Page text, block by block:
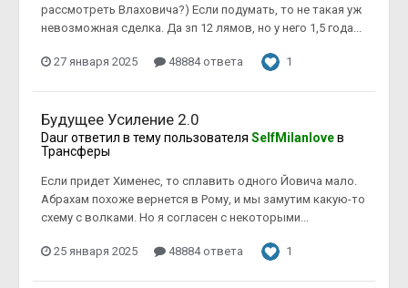
рассмотреть Влаховича?) Если подумать, то не такая уж
невозможная сделка. Да зп 12 лямов, но у него 1,5 года...
27 января 2025 48884 ответа 1
Будущее Усиление 2.0
Daurответил в тему пользователя SelfMilanloveв
Трансферы
Если придет Хименес, то сплавить одного Йовича мало.
Абрахам похоже вернется в Рому, и мы замутим какую-то
схему с волками. Но я согласен с некоторыми...
25 января 2025 48884 ответа 1